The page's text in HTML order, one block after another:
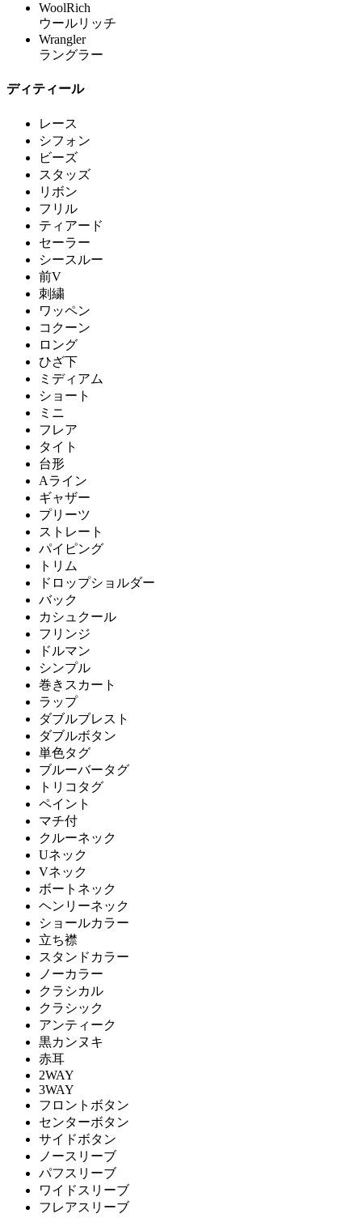
WoolRich
ウールリッチ
Wrangler
ラングラー
ディティール
レース
シフォン
ビーズ
スタッズ
リボン
フリル
ティアード
セーラー
シースルー
前V
刺繍
ワッペン
コクーン
ロング
ひざ下
ミディアム
ショート
ミニ
フレア
タイト
台形
Aライン
ギャザー
プリーツ
ストレート
パイピング
トリム
ドロップショルダー
バック
カシュクール
フリンジ
ドルマン
シンプル
巻きスカート
ラップ
ダブルブレスト
ダブルボタン
単色タグ
ブルーバータグ
トリコタグ
ペイント
マチ付
クルーネック
Uネック
Vネック
ボートネック
ヘンリーネック
ショールカラー
立ち襟
スタンドカラー
ノーカラー
クラシカル
クラシック
アンティーク
黒カンヌキ
赤耳
2WAY
3WAY
フロントボタン
センターボタン
サイドボタン
ノースリーブ
パフスリーブ
ワイドスリーブ
フレアスリーブ